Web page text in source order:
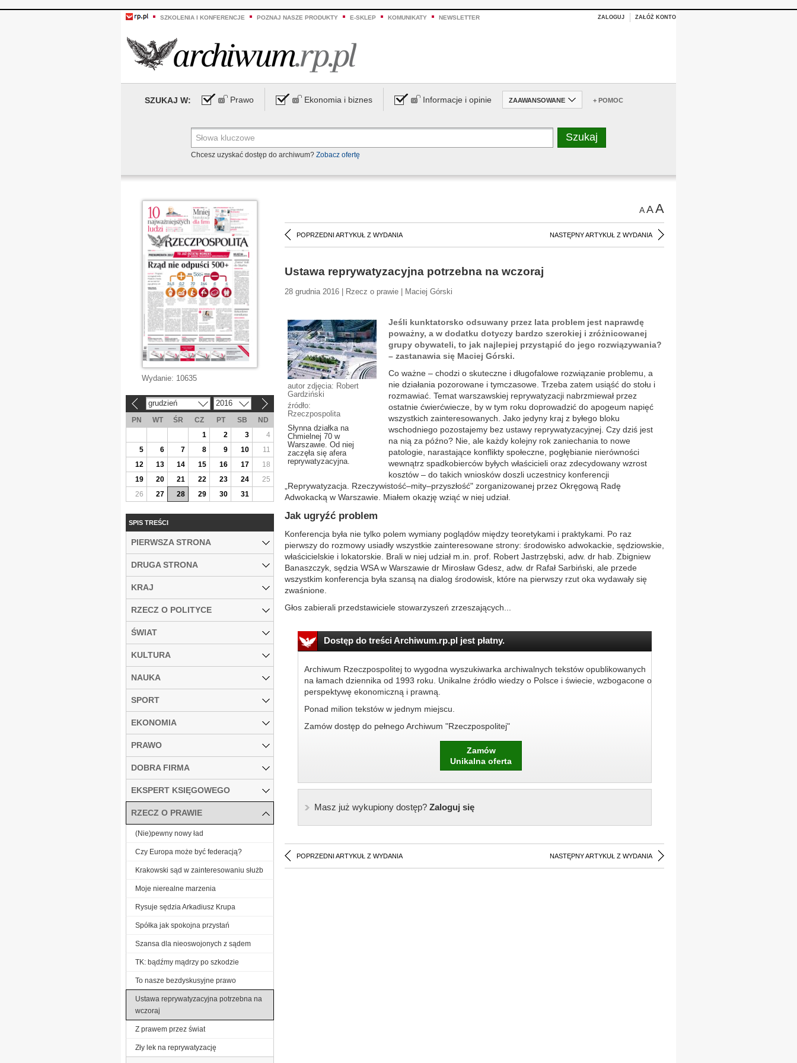
SZKOLENIA I KONFERENCJE POZNAJ NASZE PRODUKTY E-SKLEP KOMUNIKATY NEWSLETTER ZALOGUJ ZAŁÓŻ KONTO
SZUKAJ W: Prawo Ekonomia i biznes Informacje i opinie ZAAWANSOWANE + POMOC
Chcesz uzyskać dostęp do archiwum? Zobacz ofertę
AAA
POPRZEDNI ARTYKUŁ Z WYDANIA NASTĘPNY ARTYKUŁ Z WYDANIA
Ustawa reprywatyzacyjna potrzebna na wczoraj
28 grudnia 2016 | Rzecz o prawie | Maciej Górski
autor zdjęcia: Robert
Gardziński
źródło:
Rzeczpospolita
Słynna działka na
Chmielnej 70 w
Warszawie. Od niej
zaczęła się afera
reprywatyzacyjna.
Jeśli kunktatorsko odsuwany przez lata problem jest naprawdę
poważny, a w dodatku dotyczy bardzo szerokiej i zróżnicowanej
grupy obywateli, to jak najlepiej przystąpić do jego rozwiązywania?
– zastanawia się Maciej Górski.
Co ważne – chodzi o skuteczne i długofalowe rozwiązanie problemu, a
nie działania pozorowane i tymczasowe. Trzeba zatem usiąść do stołu i
rozmawiać. Temat warszawskiej reprywatyzacji nabrzmiewał przez
ostatnie ćwierćwiecze, by w tym roku doprowadzić do apogeum napięć
wszystkich zainteresowanych. Jako jedyny kraj z byłego bloku
wschodniego pozostajemy bez ustawy reprywatyzacyjnej. Czy dziś jest
na nią za późno? Nie, ale każdy kolejny rok zaniechania to nowe
patologie, narastające konflikty społeczne, pogłębianie nierówności
wewnątrz spadkobierców byłych właścicieli oraz zdecydowany wzrost
kosztów – do takich wniosków doszli uczestnicy konferencji
„Reprywatyzacja. Rzeczywistość–mity–przyszłość" zorganizowanej przez Okręgową Radę
Adwokacką w Warszawie. Miałem okazję wziąć w niej udział.
Jak ugryźć problem
Konferencja była nie tylko polem wymiany poglądów między teoretykami i praktykami. Po raz
pierwszy do rozmowy usiadły wszystkie zainteresowane strony: środowisko adwokackie, sędziowskie,
właścicielskie i lokatorskie. Brali w niej udział m.in. prof. Robert Jastrzębski, adw. dr hab. Zbigniew
Banaszczyk, sędzia WSA w Warszawie dr Mirosław Gdesz, adw. dr Rafał Sarbiński, ale przede
wszystkim konferencja była szansą na dialog środowisk, które na pierwszy rzut oka wydawały się
zwaśnione.
Głos zabierali przedstawiciele stowarzyszeń zrzeszających...
Dostęp do treści Archiwum.rp.pl jest płatny.
Archiwum Rzeczpospolitej to wygodna wyszukiwarka archiwalnych tekstów opublikowanych
na łamach dziennika od 1993 roku. Unikalne źródło wiedzy o Polsce i świecie, wzbogacone o
perspektywę ekonomiczną i prawną.
Ponad milion tekstów w jednym miejscu.
Zamów dostęp do pełnego Archiwum "Rzeczpospolitej"
Zamów
Unikalna oferta
Masz już wykupiony dostęp?Zaloguj się
POPRZEDNI ARTYKUŁ Z WYDANIA NASTĘPNY ARTYKUŁ Z WYDANIA
Wydanie: 10635
grudzień 2016
PN WT ŚR CZ PT SB
ND
1
2 3
4
5
6 7 8 9 10
11
12
13 14 15 16 17
18
19
20 21 22 23 24
25
26
27 28 29 30 31
SPIS TREŚCI
PIERWSZA STRONA
DRUGA STRONA
KRAJ
RZECZ O POLITYCE
ŚWIAT
KULTURA
NAUKA
SPORT
EKONOMIA
PRAWO
DOBRA FIRMA
EKSPERT KSIĘGOWEGO
RZECZ O PRAWIE
(Nie)pewny nowy ład
Czy Europa może być federacją?
Krakowski sąd w zainteresowaniu służb
Moje nierealne marzenia
Rysuje sędzia Arkadiusz Krupa
Spółka jak spokojna przystań
Szansa dla nieoswojonych z sądem
TK: bądźmy mądrzy po szkodzie
To nasze bezdyskusyjne prawo
Ustawa reprywatyzacyjna potrzebna na
wczoraj
Z prawem przez świat
Zły lek na reprywatyzację